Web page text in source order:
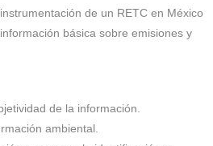
de un RETC en México
básica sobre emisiones y
de la información.
ambiental.